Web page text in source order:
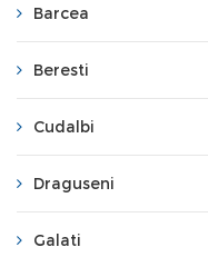
Barcea
Beresti
Cudalbi
Draguseni
Galati